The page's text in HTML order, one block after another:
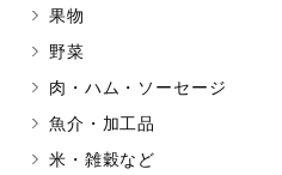
果物
野菜
肉・ハム・ソーセージ
魚介・加工品
米・雑穀など